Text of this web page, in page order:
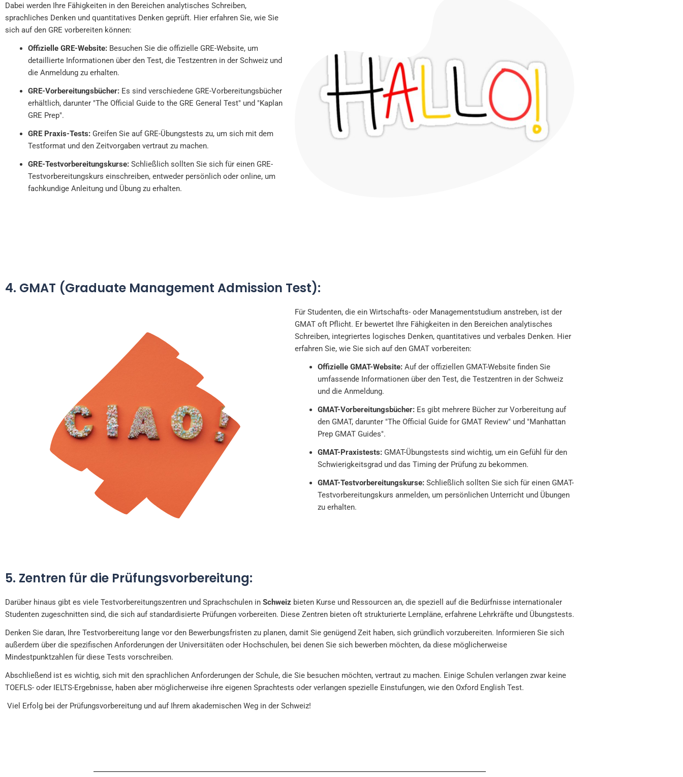
Dabei werden Ihre Fähigkeiten in den Bereichen analytisches Schreiben,
sprachliches Denken und quantitatives Denken geprüft. Hier erfahren Sie, wie Sie
sich auf den GRE vorbereiten können:
Offizielle GRE-Website: Besuchen Sie die offizielle GRE-Website, um
detaillierte Informationen über den Test, die Testzentren in der Schweiz und
die Anmeldung zu erhalten.
GRE-Vorbereitungsbücher: Es sind verschiedene GRE-Vorbereitungsbücher
erhältlich, darunter "The Official Guide to the GRE General Test" und "Kaplan
GRE Prep".
GRE Praxis-Tests: Greifen Sie auf GRE-Übungstests zu, um sich mit dem
Testformat und den Zeitvorgaben vertraut zu machen.
GRE-Testvorbereitungskurse: Schließlich sollten Sie sich für einen GRE-
Testvorbereitungskurs einschreiben, entweder persönlich oder online, um
fachkundige Anleitung und Übung zu erhalten.
4. GMAT (Graduate Management Admission Test):
Für Studenten, die ein Wirtschafts- oder Managementstudium anstreben, ist der
GMAT oft Pflicht. Er bewertet Ihre Fähigkeiten in den Bereichen analytisches
Schreiben, integriertes logisches Denken, quantitatives und verbales Denken. Hier
erfahren Sie, wie Sie sich auf den GMAT vorbereiten:
Offizielle GMAT-Website: Auf der offiziellen GMAT-Website finden Sie
umfassende Informationen über den Test, die Testzentren in der Schweiz
und die Anmeldung.
GMAT-Vorbereitungsbücher: Es gibt mehrere Bücher zur Vorbereitung auf
den GMAT, darunter "The Official Guide for GMAT Review" und "Manhattan
Prep GMAT Guides".
GMAT-Praxistests: GMAT-Übungstests sind wichtig, um ein Gefühl für den
Schwierigkeitsgrad und das Timing der Prüfung zu bekommen.
GMAT-Testvorbereitungskurse: Schließlich sollten Sie sich für einen GMAT-
Testvorbereitungskurs anmelden, um persönlichen Unterricht und Übungen
zu erhalten.
5. Zentren für die Prüfungsvorbereitung:
Darüber hinaus gibt es viele Testvorbereitungszentren und Sprachschulen in Schweiz bieten Kurse und Ressourcen an, die speziell auf die Bedürfnisse internationaler
Studenten zugeschnitten sind, die sich auf standardisierte Prüfungen vorbereiten. Diese Zentren bieten oft strukturierte Lernpläne, erfahrene Lehrkräfte und Übungstests.
Denken Sie daran, Ihre Testvorbereitung lange vor den Bewerbungsfristen zu planen, damit Sie genügend Zeit haben, sich gründlich vorzubereiten. Informieren Sie sich
außerdem über die spezifischen Anforderungen der Universitäten oder Hochschulen, bei denen Sie sich bewerben möchten, da diese möglicherweise
Mindestpunktzahlen für diese Tests vorschreiben.
Abschließend ist es wichtig, sich mit den sprachlichen Anforderungen der Schule, die Sie besuchen möchten, vertraut zu machen. Einige Schulen verlangen zwar keine
TOEFLS- oder IELTS-Ergebnisse, haben aber möglicherweise ihre eigenen Sprachtests oder verlangen spezielle Einstufungen, wie den Oxford English Test.
Viel Erfolg bei der Prüfungsvorbereitung und auf Ihrem akademischen Weg in der Schweiz!